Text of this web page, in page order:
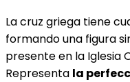
La cruz griega tiene
formando una figura
presente en la Iglesia
Representa la